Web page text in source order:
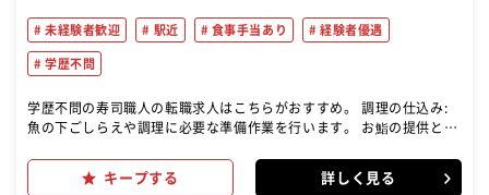
未経験者歓迎 駅近 食事手当あり 経験者優遇
学歴不問
学歴不問の寿司職人の転職求人はこちらがおすすめ。 調理の仕込み:
魚の下ごしらえや調理に必要な準備作業を行います。 お鮨の提供と接
調理: 担当によっては、一品料理の調理も行います。 発注業務: 食材や
調理に必要なものを発注し、在庫管理を行います。 メニュー開発: 将
キープする 詳しく見る